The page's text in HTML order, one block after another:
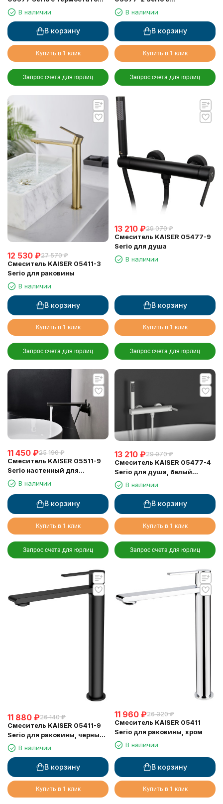
6282В наличии
В корзину
Купить в 1 клик
Запрос счета для юрлиц
В наличии
В корзину
Купить в 1 клик
Запрос счета для юрлиц
12 530 ₽27 570 ₽
Смеситель KAISER 05411-3
Serio для раковины
В наличии
В корзину
Купить в 1 клик
Запрос счета для юрлиц
13 210 ₽29 070 ₽
Смеситель KAISER 05477-9
Serio для душа
В наличии
В корзину
Купить в 1 клик
Запрос счета для юрлиц
11 450 ₽25 190 ₽
Смеситель KAISER 05511-9
Serio настенный для
раковины, черный матовый,
картридж 6201
В наличии
В корзину
Купить в 1 клик
Запрос счета для юрлиц
13 210 ₽29 070 ₽
Смеситель KAISER 05477-4
Serio для душа, белый
матовый
В наличии
В корзину
Купить в 1 клик
Запрос счета для юрлиц
11 880 ₽26 140 ₽
Смеситель KAISER 05411-9
Serio для раковины, черный
матовый
В наличии
В корзину
Купить в 1 клик
11 960 ₽26 320 ₽
Смеситель KAISER 05411
Serio для раковины, хром
В наличии
В корзину
Купить в 1 клик